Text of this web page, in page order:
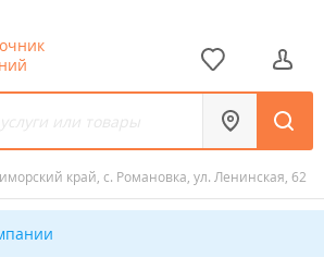
край, с. Романовка, ул. Ленинская, 62